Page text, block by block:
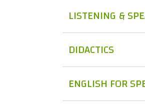
LISTENING &
DIDACTICS
ENGLISH FOR